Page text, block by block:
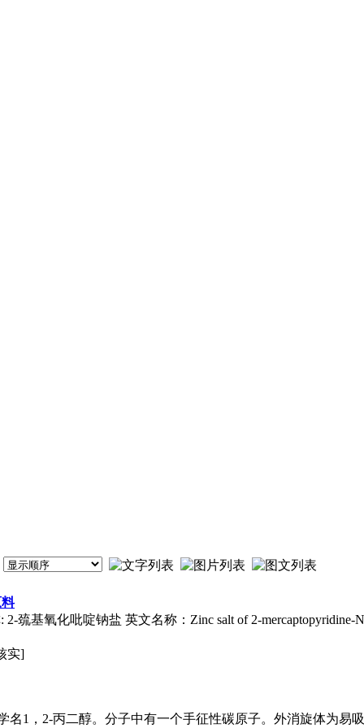
巯基氧化吡啶钠盐 英文名称：Zinc salt of 2-mercaptopyridine-
实]
名1，2-丙二醇。分子中有一个手征性碳原子。外消旋体为易